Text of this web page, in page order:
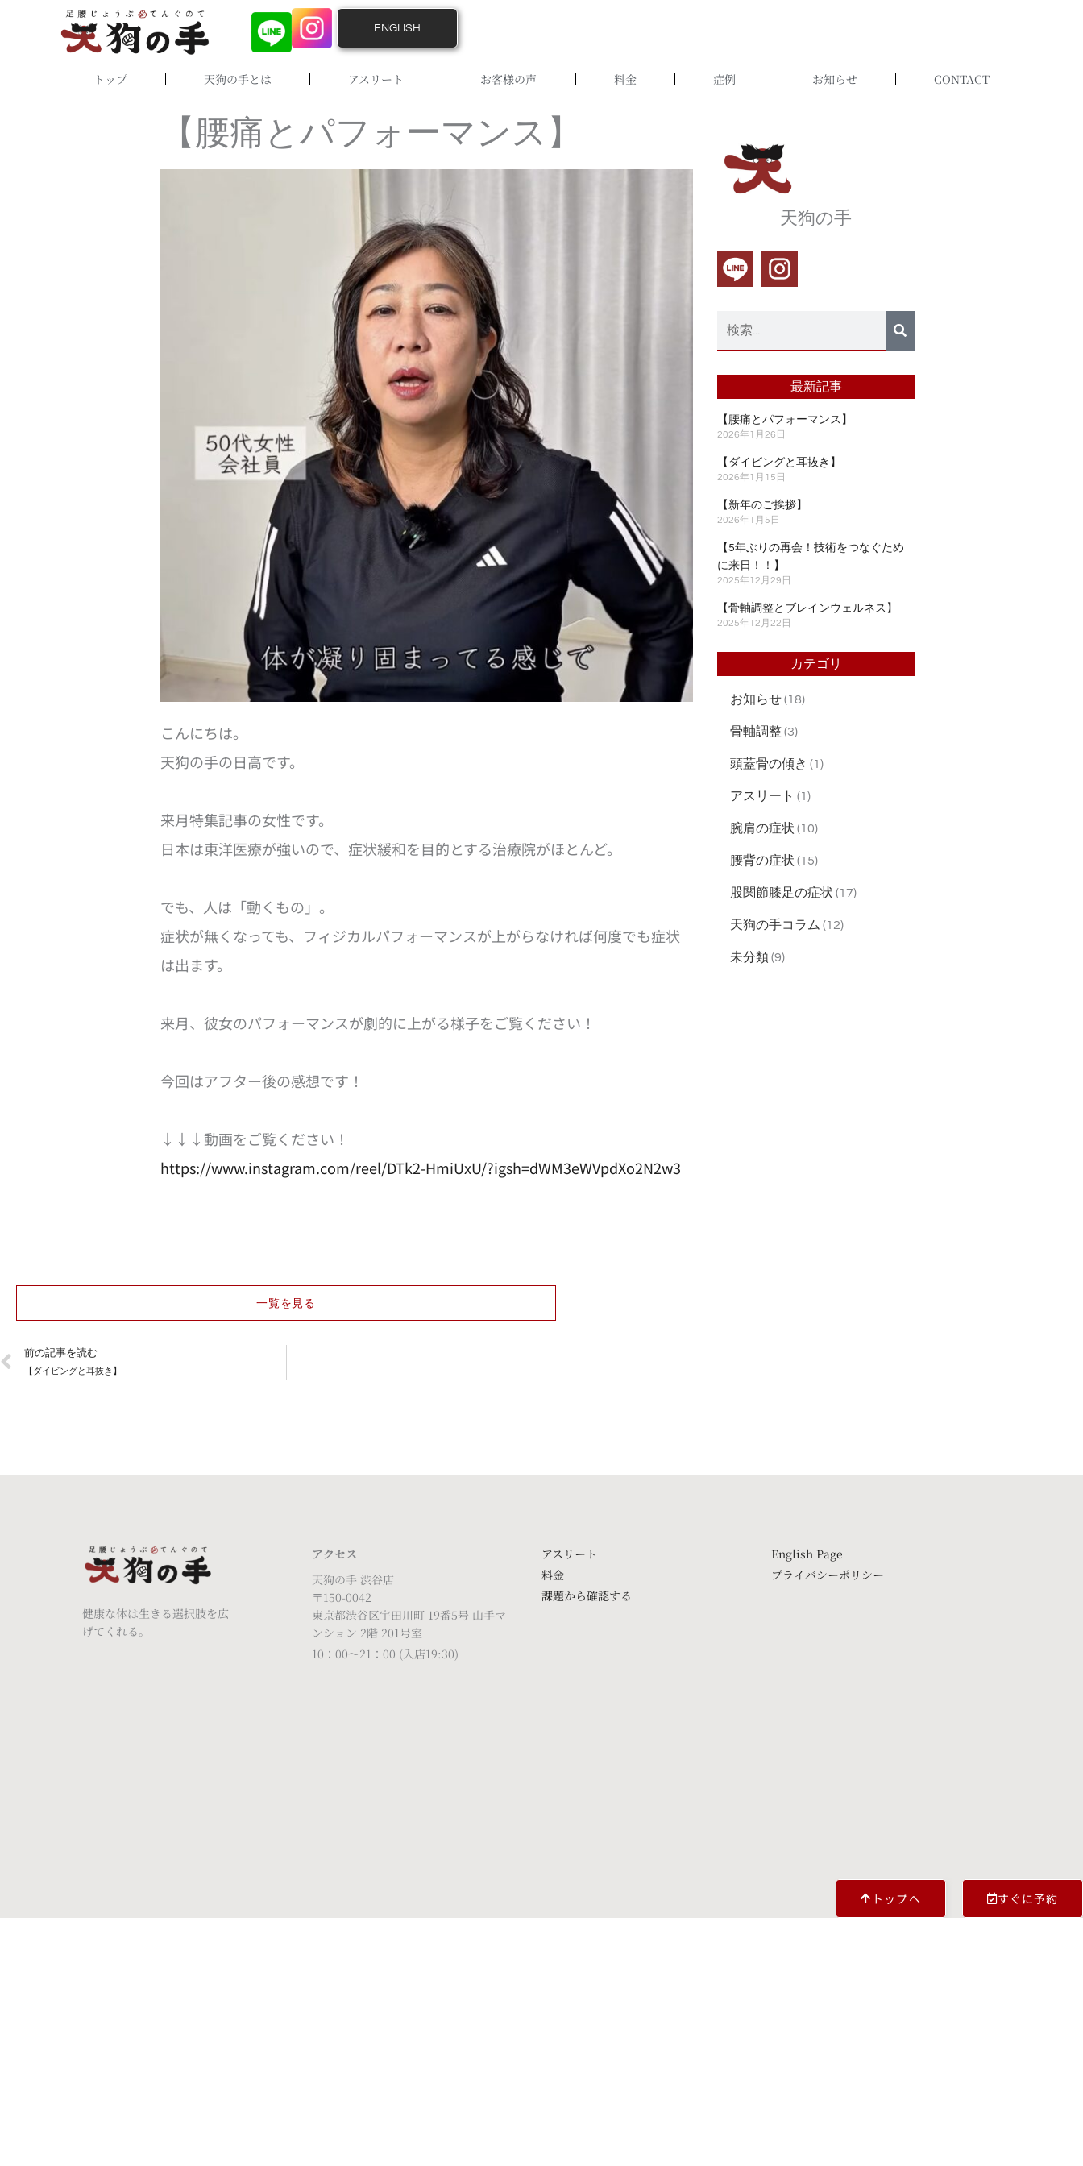
ッ
ENGLISH
トップ 天狗の手とは アスリート お客様の声 料金 症例 お知らせ CONTACT
【腰痛とパフォーマンス】
こんにちは。
天狗の手の日高です。
来月特集記事の女性です。
日本は東洋医療が強いので、症状緩和を目的とする治療院がほとんど。
でも、人は「動くもの」。
症状が無くなっても、フィジカルパフォーマンスが上がらなければ何度でも症状
は出ます。
来月、彼女のパフォーマンスが劇的に上がる様子をご覧ください！
今回はアフター後の感想です！
↓↓↓動画をご覧ください！
https://www.instagram.com/reel/DTk2-HmiUxU/?igsh=dWM3eWVpdXo2N2w3
天狗の手
索
最新記事
【腰痛とパフォーマンス】
2026年1月26日
【ダイビングと耳抜き】
2026年1月15日
【新年のご挨拶】
2026年1月5日
【5年ぶりの再会！技術をつなぐため
に来日！！】
2025年12月29日
【骨軸調整とブレインウェルネス】
2025年12月22日
カテゴリ
お知らせ(18)
骨軸調整(3)
頭蓋骨の傾き (1)
アスリート (1)
腕肩の症状 (10)
腰背の症状 (15)
股関節膝足の症状 (17)
天狗の手コラム (12)
未分類 (9)
一覧を見る
Prev
前の記事を読む
【ダイビングと耳抜き】
健康な体は生きる選択肢を広
げてくれる。
アクセス
天狗の手 渋谷店
〒150-0042
東京都渋谷区宇田川町 19番5号 山手マ
ンション 2階 201号室
10：00～21：00 (入店19:30)
アスリート
料金
課題から確認する
English Page
プライバシーポリシー
すぐに予約
トップへ